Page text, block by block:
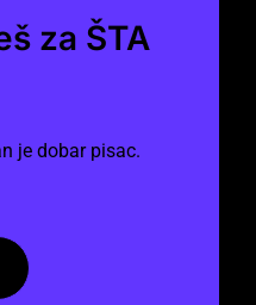
za ŠTA
je dobar pisac.